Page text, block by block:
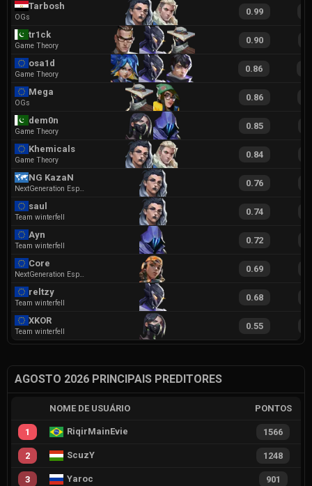
Tarbosh
OGs
0.99
tr1ck
Game Theory
0.90
osa1d
Game Theory
0.86
Mega
OGs
0.86
dem0n
Game Theory
0.85
Khemicals
Game Theory
0.84
NG KazaN
NextGeneration Esports
0.76
saul
Team winterfell
0.74
Ayn
Team winterfell
0.72
Core
NextGeneration Esports
0.69
reltzy
Team winterfell
0.68
XKOR
Team winterfell
0.55
AGOSTO 2026 PRINCIPAIS PREDITORES
NOME DE USUÁRIO PONTOS
1 RiqirMainEvie 1566
2 ScuzY 1248
3 Yaroc 901